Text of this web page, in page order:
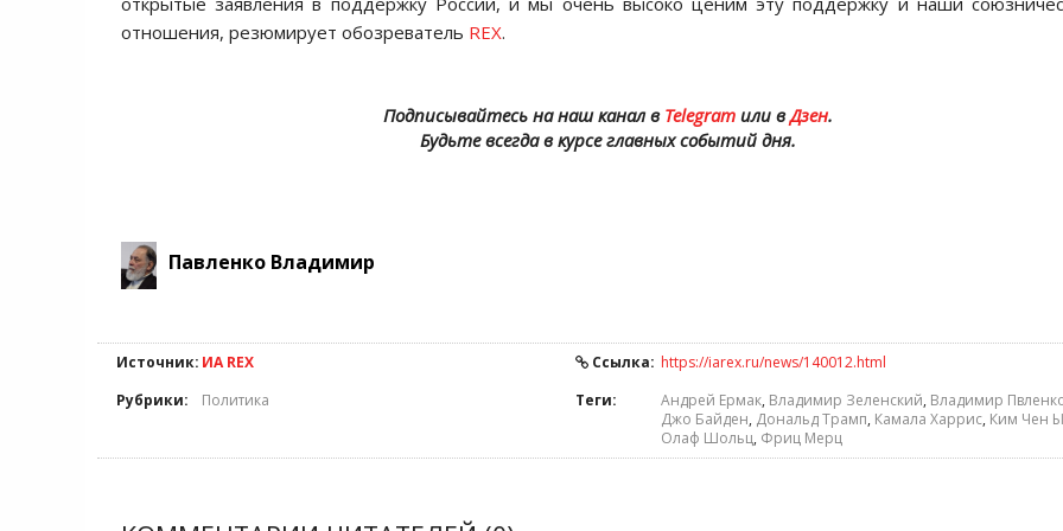
отношения, резюмирует обозреватель REX.
Подписывайтесь на наш канал в Telegramили вДзен.
Будьте всегда в курсе главных событий дня.
Павленко Владимир
Источник: ИА REX Ссылка: https://iarex.ru/news/140012.html
Рубрики:
Политика Теги: Андрей Ермак, Владимир Зеленский, Владимир
Джо Байден, Дональд Трамп, Камала Харрис, Ким Чен
Олаф Шольц, Фриц Мерц